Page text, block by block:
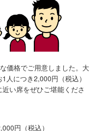
価格でご用意しました。大
人につき2,000円（税込）
い席をぜひご堪能くださ
円（税込）